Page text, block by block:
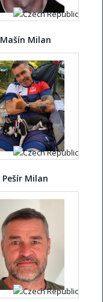
Mašín Milan
Pešír Milan